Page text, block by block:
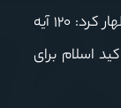
هفتمین اجلاس استانی نماز در آزادشهر اظهار کرد: ۱۲۰ آیه
اسلام برای